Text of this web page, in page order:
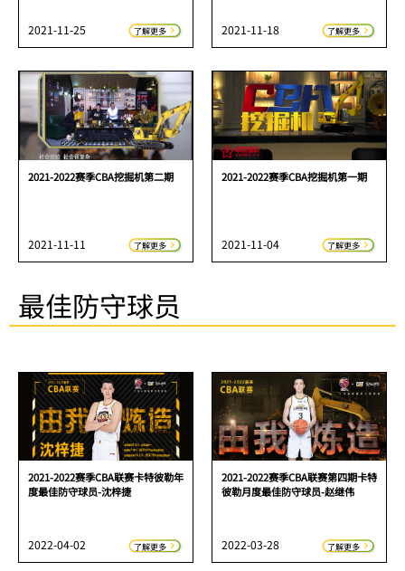
2021-11-25 了解更多 2021-11-18 了解更多
2021-2022赛季CBA挖掘机第二期
2021-11-11 了解更多
2021-2022赛季CBA挖掘机第一期
2021-11-04 了解更多
最佳防守球员
2021-2022赛季CBA联赛卡特彼勒年
度最佳防守球员-沈梓捷
2022-04-02 了解更多
2021-2022赛季CBA联赛第四期卡特
彼勒月度最佳防守球员-赵继伟
2022-03-28 了解更多